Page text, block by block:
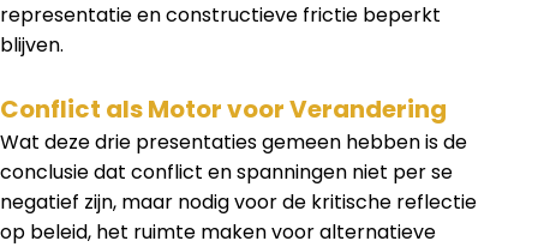
representatie en constructieve frictie beperkt
blijven.
Conflict als Motor voor Verandering
Wat deze drie presentaties gemeen hebben is de
conclusie dat conflict en spanningen niet per se
negatief zijn, maar nodig voor de kritische reflectie
op beleid, het ruimte maken voor alternatieve